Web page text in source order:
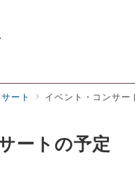
ート イベント・コンサー
ートの予定